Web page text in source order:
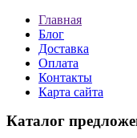
Главная
Блог
Доставка
Оплата
Контакты
Карта сайта
Каталог